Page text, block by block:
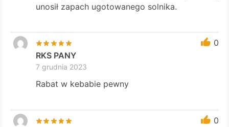
unosił zapach ugotowanego solnika.
0
RKS PANY
7 grudnia 2023
Rabat w kebabie pewny
0